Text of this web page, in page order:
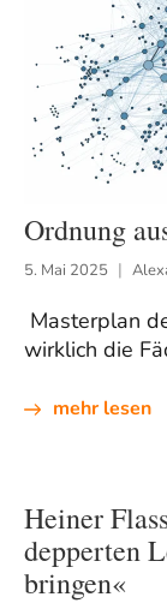
Ordnung
5. Mai 2025
Masterplan
wirklich die
mehr lesen
Heiner
depperten
bringen«